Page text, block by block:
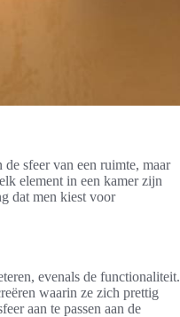
sfeer van een ruimte, maar
element in een kamer zijn
dat men kiest voor
evenals de functionaliteit.
waarin ze zich prettig
aan te passen aan de